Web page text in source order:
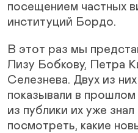
посещением частных
институций Бордо.
В этот раз мы
Лизу Бобкову, Петра
Селезнева. Двух из
показывали в прошлом
из публики их уже
посмотреть, какие